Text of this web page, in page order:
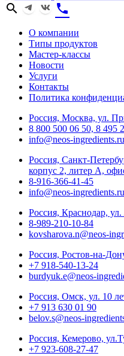
search phone
О компании
Типы продуктов
Мастер-классы
Новости
Услуги
Контакты
Политика
Россия, Москва, ул.
8 800 500 06 50, 8 495
info@neos-ingredients.ru
Россия, Санкт-
корпус 2, литер А,
8-916-366-41-45
info@neos-ingredients.ru
Россия, Краснодар,
8-989-210-10-84
kovsharova.n@neos-
Россия, Ростов-на-
+7 918-540-13-24
burdyuk.e@neos-
Россия, Омск, ул. 10
+7 913 630 01 90
belov.s@neos-
Россия, Кемерово,
+7 923-608-27-47